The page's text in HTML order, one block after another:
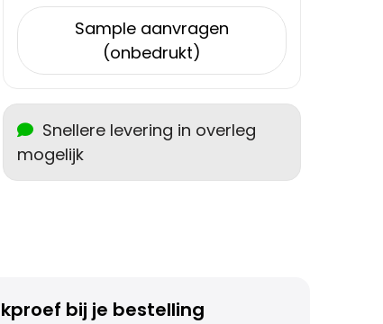
Sample aanvragen
(onbedrukt)
Snellere levering in overleg
mogelijk
bij je bestelling